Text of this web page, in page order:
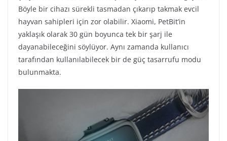
Böyle bir cihazı sürekli tasmadan çıkarıp takmak evcil
hayvan sahipleri için zor olabilir. Xiaomi, PetBit’in
yaklaşık olarak 30 gün boyunca tek bir şarj ile
dayanabileceğini söylüyor. Aynı zamanda kullanıcı
tarafından kullanılabilecek bir de güç tasarrufu modu
bulunmakta.